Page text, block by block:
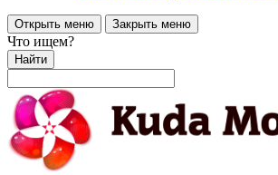
Открыть меню Закрыть меню
Что ищем?
Найти